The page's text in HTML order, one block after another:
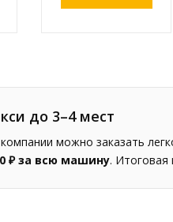
до 3–4 мест
можно заказать
₽ за всю машину. Итоговая